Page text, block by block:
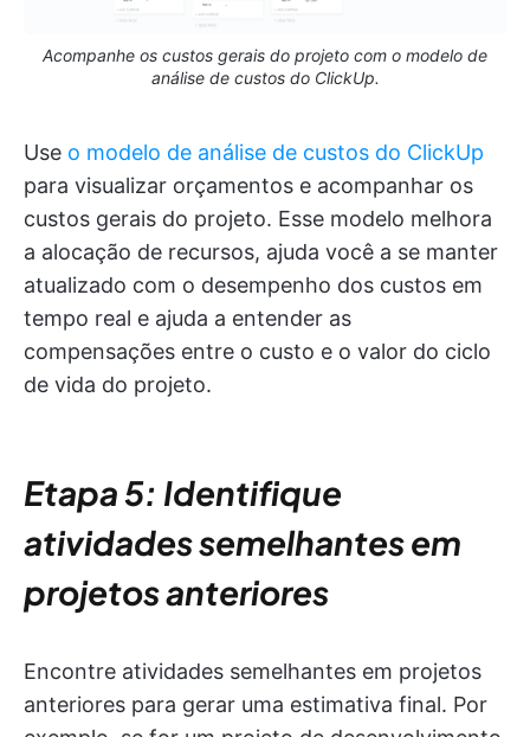
Acompanhe os custos gerais do projeto com o modelo de
análise de custos do ClickUp.
Use o modelo de análise de custos do ClickUp
para visualizar orçamentos e acompanhar os
custos gerais do projeto. Esse modelo melhora
a alocação de recursos, ajuda você a se manter
atualizado com o desempenho dos custos em
tempo real e ajuda a entender as
compensações entre o custo e o valor do ciclo
de vida do projeto.
Etapa 5: Identifique
atividades semelhantes em
projetos anteriores
Encontre atividades semelhantes em projetos
anteriores para gerar uma estimativa final. Por